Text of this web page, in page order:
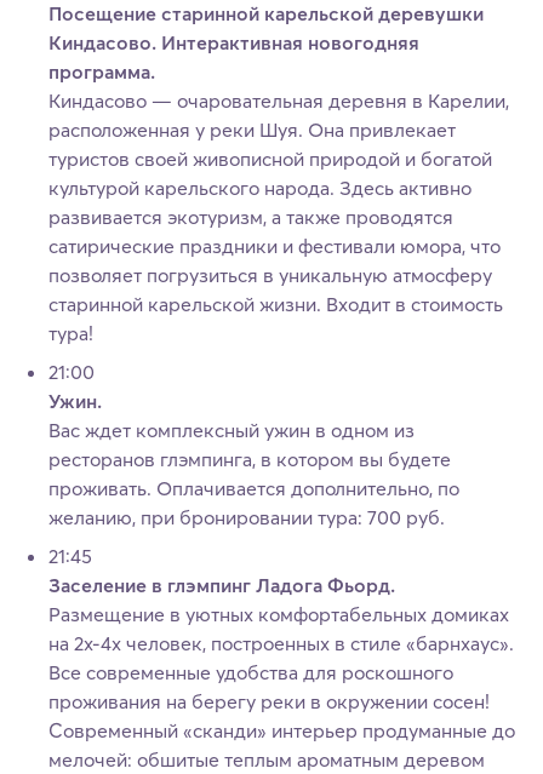
Посещение старинной карельской деревушки
Киндасово. Интерактивная новогодняя
программа.
Киндасово — очаровательная деревня в Карелии,
расположенная у реки Шуя. Она привлекает
туристов своей живописной природой и богатой
культурой карельского народа. Здесь активно
развивается экотуризм, а также проводятся
сатирические праздники и фестивали юмора, что
позволяет погрузиться в уникальную атмосферу
старинной карельской жизни. Входит в стоимость
тура!
21:00
Ужин.
Вас ждет комплексный ужин в одном из
ресторанов глэмпинга, в котором вы будете
проживать. Оплачивается дополнительно, по
желанию, при бронировании тура: 700 руб.
21:45
Заселение в глэмпинг Ладога Фьорд.
Размещение в уютных комфортабельных домиках
на 2х-4х человек, построенных в стиле «барнхаус».
Все современные удобства для роскошного
проживания на берегу реки в окружении сосен!
Современный «сканди» интерьер продуманные до
мелочей: обшитые теплым ароматным деревом